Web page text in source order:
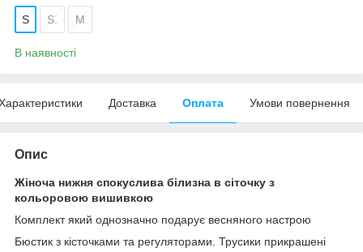
S S. M
В наявності
Доставка Оплата Умови повернення
Опис
Жіноча нижня спокуслива білизна в сіточку з
кольоровою вишивкою
Комплект який однозначно подарує весняного настрою
Бюстик з кісточками та регуляторами. Трусики прикрашені